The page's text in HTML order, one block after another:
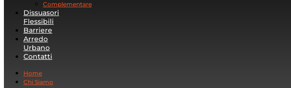
Complementare
Dissuasori
Flessibili
Barriere
Arredo
Urbano
Contatti
Home
Chi Siamo